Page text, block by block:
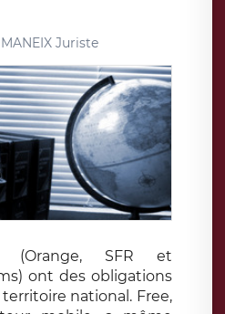
Juriste
(Orange, SFR et
ont des obligations
national. Free,